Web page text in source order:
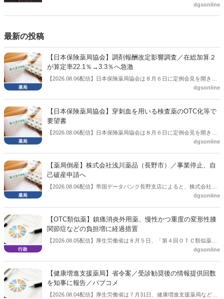
よいのが社会保障のこれからのあり方だ。特に与党では、政府関係者
dgsonline
最新の投稿
【日本保険薬局協会】調剤報酬改定影響調査／在総加算２
が算定率22.1％→3.3％へ急激
【2026.08.06配信】日本保険薬局協会は８月６日に定例会見を開き、
「令和８年度調剤報酬改定に係る保険薬局への影響」の調査結果を公
3.3％へ大きく低下した。
dgsonline
【日本保険薬局協会】穿刺血を用いる検査薬のOTC化等で
要望書
【2026.08.06配信】日本保険薬局協会は８月６日に定例会見を開き、
「穿刺血を用いる検査薬のOTC化等に関する要望書」を厚生労働省 医
dgsonline
【薬局倒産】株式会社浅川薬品（長野市）／事業停止、自
己破産申請へ
【2026.08.06配信】帝国データバンク長野支店によると、株式会社浅
川薬品（長野市）は7月31日に事業を停止し、自己破産申請の準備に
dgsonline
【OTC類似薬】鎮痛消炎外用薬、慢性かつ重度の変形性膝
関節症などの負担増に経過措置
【2026.08.05配信】厚生労働省は８月５日、「第４回ＯＴＣ類似薬の
保険給付の見直しの実施に向けた技術的検討会」を開催。「中間とり
会等に報告し、令和８年秋頃を目途に結論を得る予定。
dgsonline
【健康増進支援薬局】省令案／受診勧奨後の情報提供回数
を知事に報告／パブコメ
【2026.08.04配信】厚生労働省は７月31日、健康増進支援薬局などに